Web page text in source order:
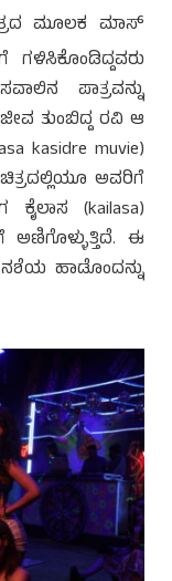
ಮೂಲಕ ಮಾಸ್
ಗಳಿಸಿಕೊಂಡಿದ್ದವರು
ಪಾತ್ರವನ್ನು
ತುಂಬಿದ್ದ ರವಿ ಆ
kasidre muvie)
ಅವರಿಗೆ
(kailasa)
ಅಣಿಗೊಳ್ಳುತ್ತಿದೆ. ಈ
ನಶೆಯ ಹಾಡೊಂದನ್ನು